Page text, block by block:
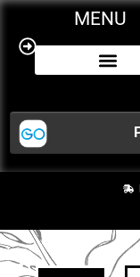
MENU